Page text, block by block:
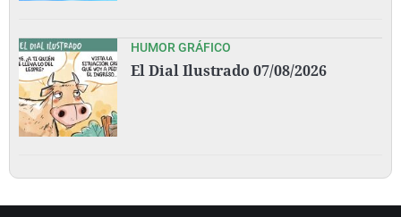
HUMOR GRÁFICO
El Dial Ilustrado 07/08/2026